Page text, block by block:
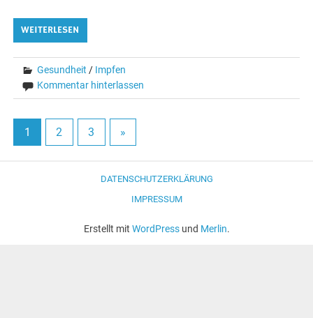
WEITERLESEN
Gesundheit / Impfen
Kommentar hinterlassen
1 2 3 »
DATENSCHUTZERKLÄRUNG
IMPRESSUM
Erstellt mit WordPressund Merlin.